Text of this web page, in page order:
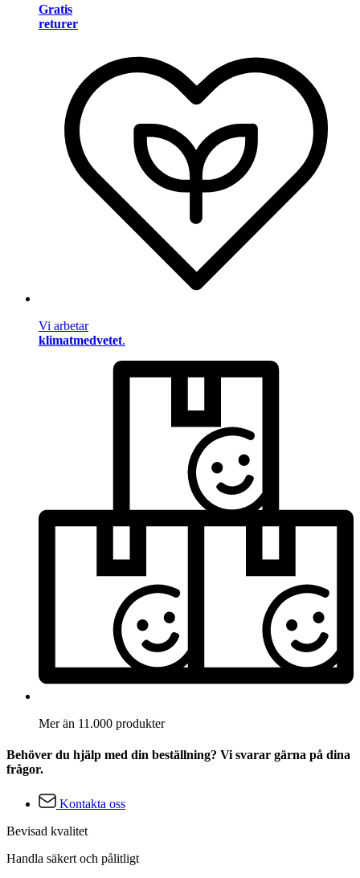
Gratis
returer
Vi arbetar
klimatmedvetet.
Mer än 11.000 produkter
Behöver du hjälp med din beställning? Vi svarar gärna på dina
frågor.
Kontakta oss
Bevisad kvalitet
Handla säkert och pålitligt